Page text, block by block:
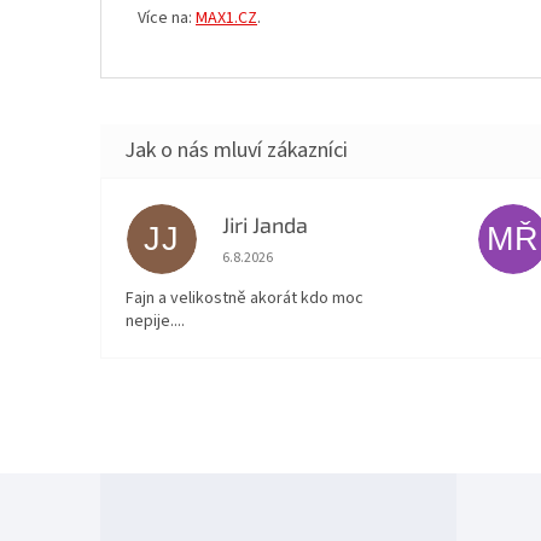
Více na: MAX1.CZ.
JJ Jiri Janda
Hodnocení obchodu je 5 z 5 hvězdiček.
6.8.2026
Fajn a velikostně akorát kdo moc
nepije....
MŘ